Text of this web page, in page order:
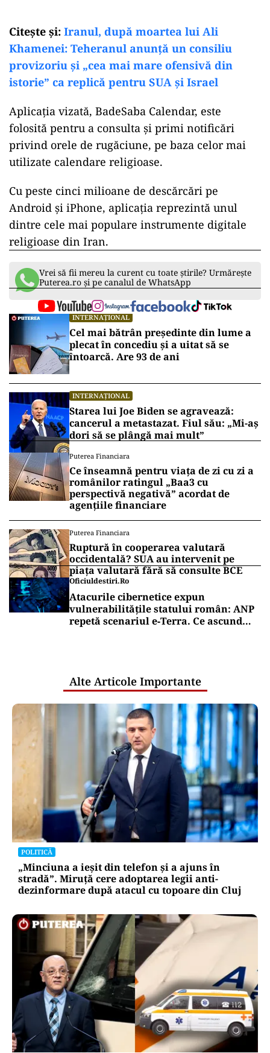
Citeşte şi: Iranul, după moartea lui Ali
Khamenei: Teheranul anunță un consiliu
provizoriu și „cea mai mare ofensivă din
istorie” ca replică pentru SUA și Israel
Aplicația vizată, BadeSaba Calendar, este
folosită pentru a consulta și primi notificări
privind orele de rugăciune, pe baza celor mai
utilizate calendare religioase.
Cu peste cinci milioane de descărcări pe
Android și iPhone, aplicația reprezintă unul
dintre cele mai populare instrumente digitale
religioase din Iran.
Vrei să fii mereu la curent cu toate știrile? Urmărește
Puterea.ro și pe canalul de WhatsApp
INTERNAȚIONAL
Cel mai bătrân președinte din lume a
plecat în concediu și a uitat să se
întoarcă. Are 93 de ani
INTERNAȚIONAL
Starea lui Joe Biden se agravează:
cancerul a metastazat. Fiul său: „Mi-aș
dori să se plângă mai mult”
Puterea Financiara
Ce înseamnă pentru viața de zi cu zi a
românilor ratingul „Baa3 cu
perspectivă negativă” acordat de
agențiile financiare
Puterea Financiara
Ruptură în cooperarea valutară
occidentală? SUA au intervenit pe
piața valutară fără să consulte BCE
Oficiuldestiri.ro
Atacurile cibernetice expun
vulnerabilitățile statului român: ANP
repetă scenariul e‑Terra. Ce ascund
Alte Articole Importante
POLITICĂ
„Minciuna a ieșit din telefon și a ajuns în
stradă”. Miruță cere adoptarea legii anti-
dezinformare după atacul cu topoare din Cluj